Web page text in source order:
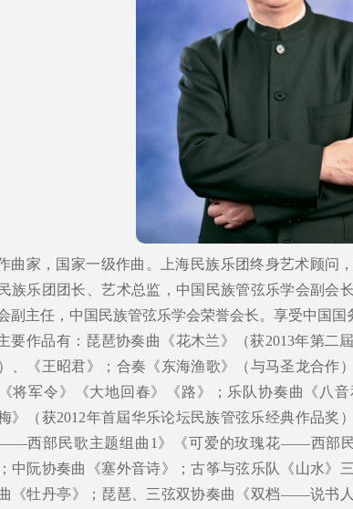
曲家，国家一级作曲。上海民族乐团终身艺术顾问
民族乐团团长、艺术总监，中国民族管弦乐学会副会
副主任，中国民族管弦乐学会荣誉会长。享受中国国
要作品有：琵琶协奏曲《花木兰》（获2013年第二
、《王昭君》；合奏《东海渔歌》（与马圣龙合作
将军令》《大地回春》《路》；乐队协奏曲《八
》（获2012年首屆华乐论坛民族管弦乐经典作品奖
西部民歌主题组曲1》《可爱的玫瑰花——西部
中阮协奏曲《塞外音诗》；古筝与弦乐队《山水》
《牡丹亭》；琵琶、三弦双协奏曲《双档——说书